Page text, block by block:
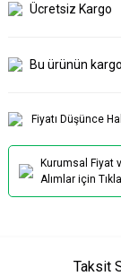
Ücretsiz Kargo
Bu ürünün
Fiyatı Düşünce
Kurumsal Fiyat
Alımlar için
Taksit